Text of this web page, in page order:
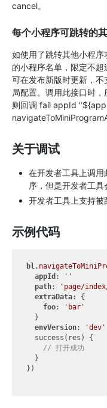
cancel。
每个小程序可跳转的
如使用了跳转其他小程
的小程序名单，限定不
可在发布新版时更新，
局配置。调用此接口时
则回调 fail appId
关于调试
在开发者工具上调
序，但是开发者工具
开发者工具上支持被
示例代码
bl
appId :
''
path:
'page/
extraData: {
foo:
'bar'
  }
envVersion:
'dev'
  success(res) {
// 打开成功
  }
})